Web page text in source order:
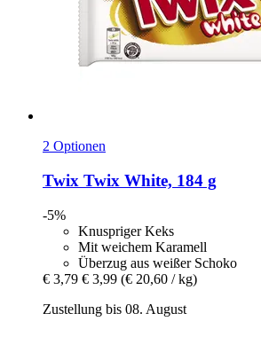
2 Optionen
Twix Twix White, 184 g
-5%
Knuspriger Keks
Mit weichem Karamell
Überzug aus weißer Schoko
€ 3,79 € 3,99 (€ 20,60 / kg)
Zustellung bis 08. August